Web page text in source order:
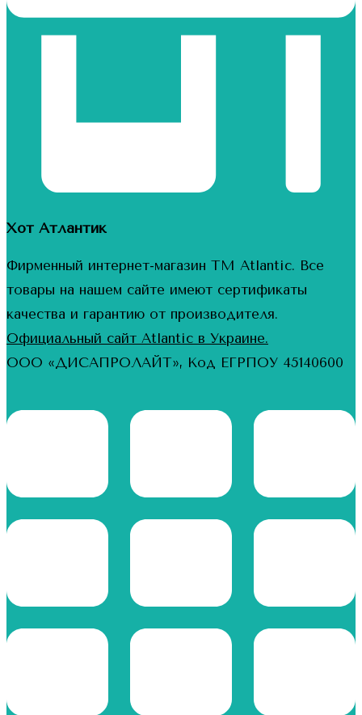
Хот Атлантик
Фирменный интернет-магазин ТМ Atlantic. Все
товары на нашем сайте имеют сертификаты
качества и гарантию от производителя.
Официальный сайт Atlantic в Украине.
ООО «ДИСАПРОЛАЙТ», Код ЕГРПОУ 45140600